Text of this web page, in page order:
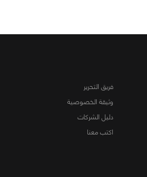
فريق التحرير
وثيقة الخصوصية
دليل الشركات
اكتب معنا